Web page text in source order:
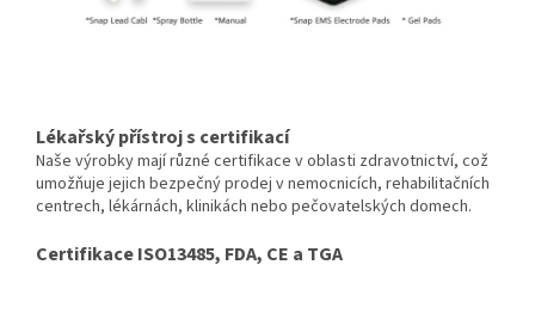
Lékařský přístroj s certifikací
Naše výrobky mají různé certifikace v oblasti zdravotnictví, což
umožňuje jejich bezpečný prodej v nemocnicích, rehabilitačních
centrech, lékárnách, klinikách nebo pečovatelských domech.
Certifikace ISO13485, FDA, CE a TGA